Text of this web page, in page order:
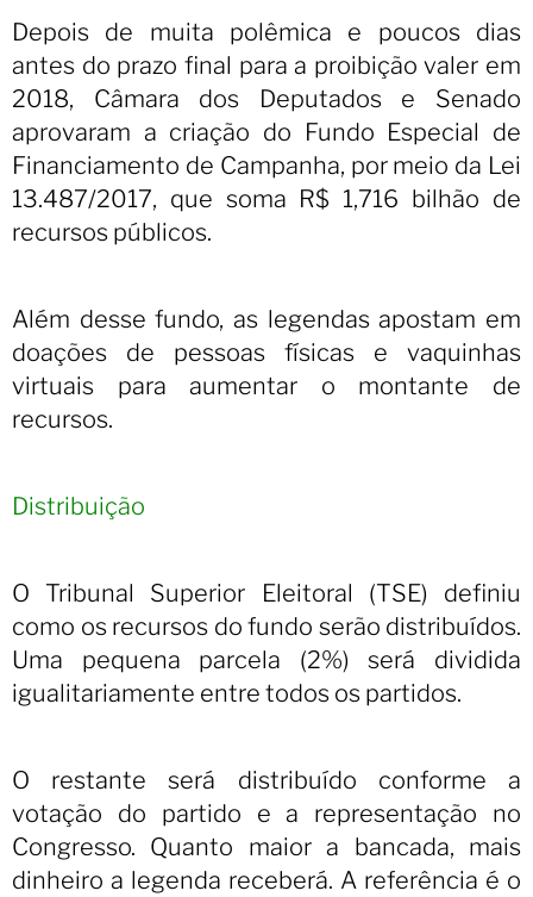
Depois de muita polêmica e poucos dias
antes do prazo final para a proibição valer em
2018, Câmara dos Deputados e Senado
aprovaram a criação do Fundo Especial de
Financiamento de Campanha, por meio da Lei
13.487/2017, que soma R$ 1,716 bilhão de
recursos públicos.
Além desse fundo, as legendas apostam em
doações de pessoas físicas e vaquinhas
virtuais para aumentar o montante de
recursos.
Distribuição
O Tribunal Superior Eleitoral (TSE) definiu
como os recursos do fundo serão distribuídos.
Uma pequena parcela (2%) será dividida
igualitariamente entre todos os partidos.
O restante será distribuído conforme a
votação do partido e a representação no
Congresso. Quanto maior a bancada, mais
dinheiro a legenda receberá. A referência é o